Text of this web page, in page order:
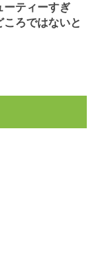
ーティーすぎ
ろではないと